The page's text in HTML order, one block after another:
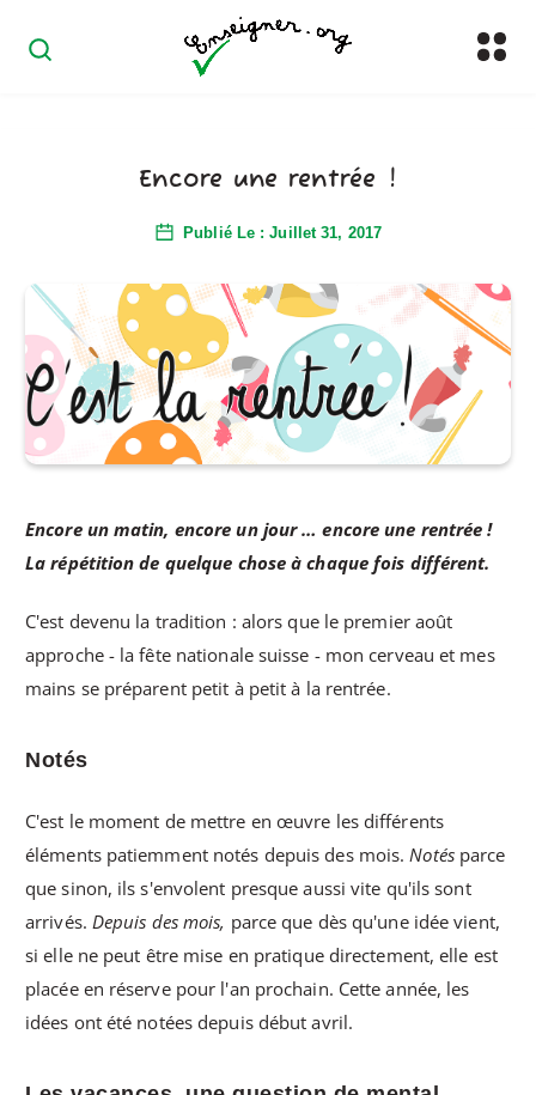
Encore une rentrée !
Publié Le : Juillet 31, 2017
Encore un matin, encore un jour … encore une rentrée !
La répétition de quelque chose à chaque fois différent.
C'est devenu la tradition : alors que le premier août
approche - la fête nationale suisse - mon cerveau et mes
mains se préparent petit à petit à la rentrée.
Notés
C'est le moment de mettre en œuvre les différents
éléments patiemment notés depuis des mois. Notésparce
que sinon, ils s'envolent presque aussi vite qu'ils sont
arrivés. Depuis des mois, parce que dès qu'une idée vient,
si elle ne peut être mise en pratique directement, elle est
placée en réserve pour l'an prochain. Cette année, les
idées ont été notées depuis début avril.